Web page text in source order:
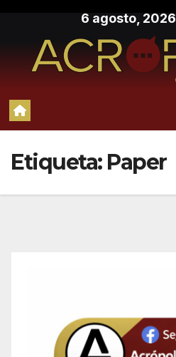
contenido
6 agosto, 2026
Etiqueta: Paper